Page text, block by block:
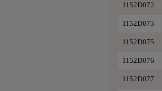
1152D072
1152D073
1152D075
1152D076
1152D077